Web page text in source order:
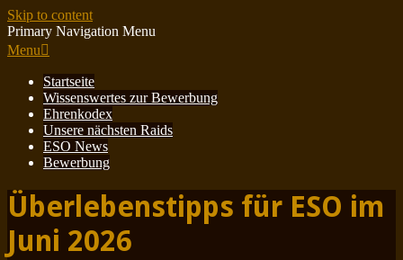
Skip to content
Primary Navigation Menu
Menu
Startseite
Wissenswertes zur Bewerbung
Ehrenkodex
Unsere nächsten Raids
ESO News
Bewerbung
Überlebenstipps für ESO im
Juni 2026